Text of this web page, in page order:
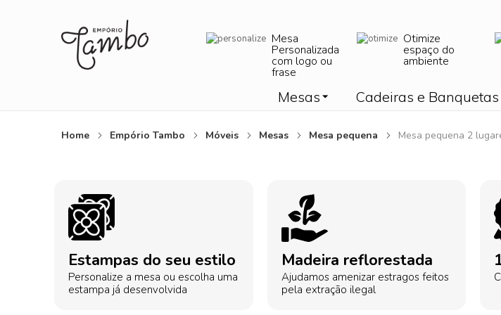
Mesa
Personalizada
com logo ou
frase
Otimize
espaço do
ambiente
Mesas Cadeiras e Banquetas
Home Empório Tambo Móveis Mesas Mesa pequena Mesa pequena 2
Estampas do seu estilo
Personalize a mesa ou escolha uma
estampa já desenvolvida
Madeira reflorestada
Ajudamos amenizar estragos feitos
pela extração ilegal